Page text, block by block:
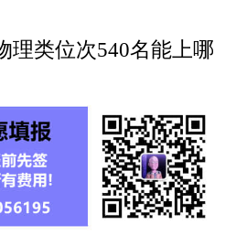
理类位次540名能上哪